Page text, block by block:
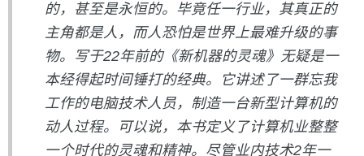
的，甚至是永恒的。毕竟任一行业，其真正的
主角都是人，而人恐怕是世界上最难升级的事
物。写于22年前的《新机器的灵魂》无疑是一
本经得起时间锤打的经典。它讲述了一群忘我
工作的电脑技术人员，制造一台新型计算机的
动人过程。可以说，本书定义了计算机业整整
一个时代的灵魂和精神。尽管业内技术2年一